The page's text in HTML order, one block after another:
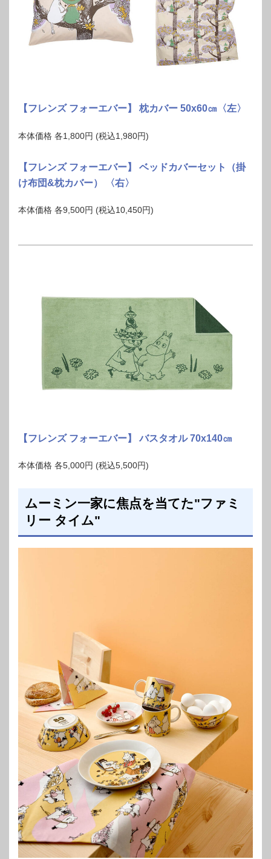
【フレンズ フォーエバー】 枕カバー 50x60㎝〈左〉
本体価格 各1,800円 (税込1,980円)
【フレンズ フォーエバー】 ベッドカバーセット（掛
け布団&枕カバー） 〈右〉
本体価格 各9,500円 (税込10,450円)
【フレンズ フォーエバー】 バスタオル 70x140㎝
本体価格 各5,000円 (税込5,500円)
ムーミン一家に焦点を当てた"ファミ
リー タイム"